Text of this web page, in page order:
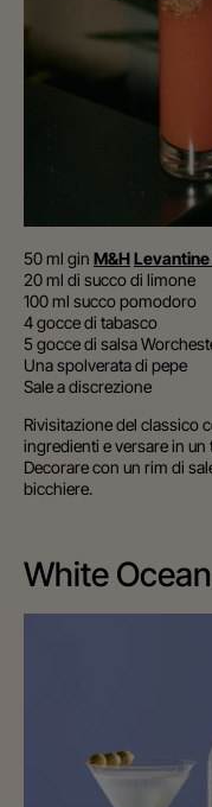
50 ml gin M&HLevantine
20 ml di succo di limone
100 ml succo pomodoro
4 gocce di tabasco
5 gocce di salsa
Una spolverata di pepe
Sale a discrezione
Rivisitazione del classico
ingredienti e versare in
Decorare con un rim di
bicchiere.
White Ocean